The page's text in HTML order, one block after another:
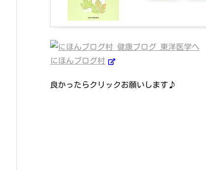
にほんブログ村
良かったらクリックお願いします♪